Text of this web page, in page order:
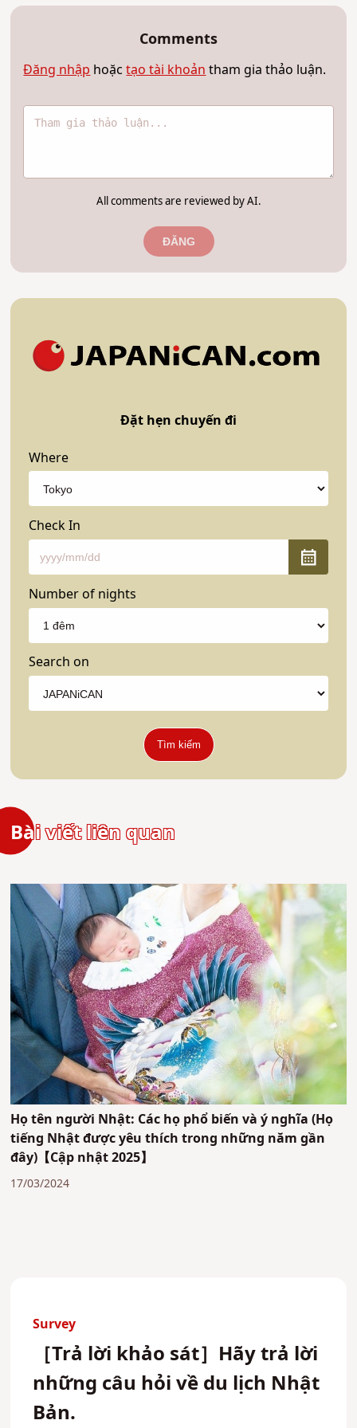
Comments
Đăng nhậphoặctạo tài khoảntham gia thảo luận.
All comments are reviewed by AI.
ĐĂNG
Đặt hẹn chuyến đi
Where
Check In
Number of nights
Search on
Tìm kiếm
Bài viết liên quan
Họ tên người Nhật: Các họ phổ biến và ý nghĩa (Họ
tiếng Nhật được yêu thích trong những năm gần
đây)【Cập nhật 2025】
17/03/2024
Survey
［Trả lời khảo sát］Hãy trả lời
những câu hỏi về du lịch Nhật
Bản.